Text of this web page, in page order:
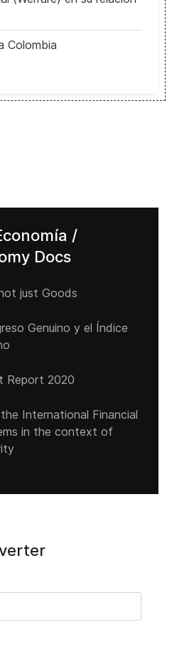
Colombia
/
Docs
just Goods
Genuino y el Índice
Report 2020
International Financial
in the context of